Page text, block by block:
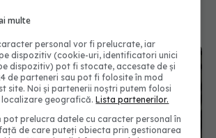
multe
personal vor fi prelucrate, iar
dispozitiv (cookie-uri, identificatori unici
dispozitiv) pot fi stocate, accesate de și
de parteneri sau pot fi folosite în mod
site. Noi și partenerii noștri putem folosi
localizare geografică.Lista partenerilor.
pot prelucra datele cu caracter personal în
de care puteți obiecta prin gestionarea